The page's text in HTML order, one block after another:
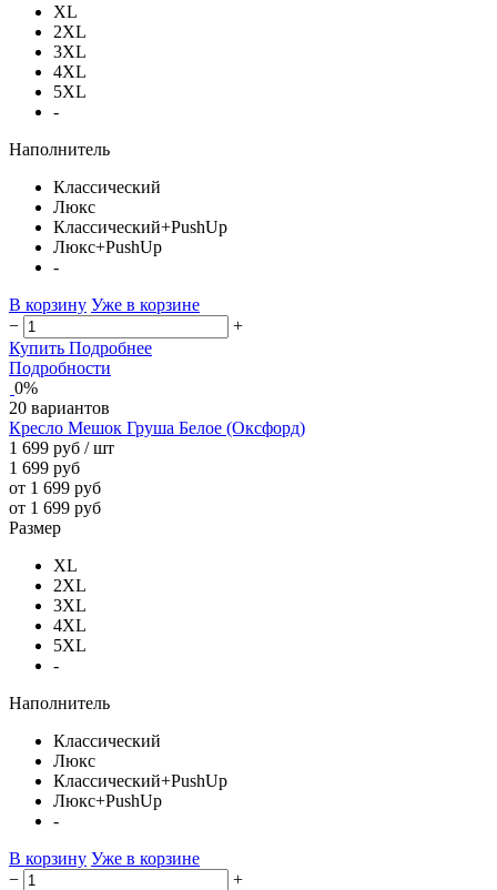
XL
2XL
3XL
4XL
5XL
-
Наполнитель
Классический
Люкс
Классический+PushUp
Люкс+PushUp
-
В корзину Уже в корзине
−
+
Купить Подробнее
Подробности
0%
20 вариантов
Кресло Мешок Груша Белое (Оксфорд)
1 699 руб / шт
1 699 руб
от 1 699 руб
от 1 699 руб
Размер
XL
2XL
3XL
4XL
5XL
-
Наполнитель
Классический
Люкс
Классический+PushUp
Люкс+PushUp
-
В корзину Уже в корзине
−
+